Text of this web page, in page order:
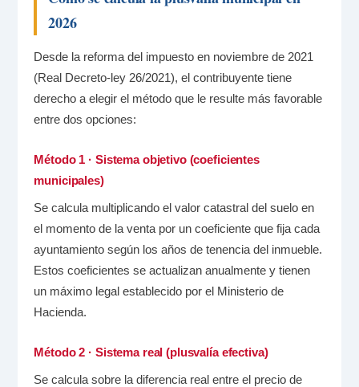
2026
Desde la reforma del impuesto en noviembre de 2021
(Real Decreto-ley 26/2021), el contribuyente tiene
derecho a elegir el método que le resulte más favorable
entre dos opciones:
Método 1 · Sistema objetivo (coeficientes
municipales)
Se calcula multiplicando el valor catastral del suelo en
el momento de la venta por un coeficiente que fija cada
ayuntamiento según los años de tenencia del inmueble.
Estos coeficientes se actualizan anualmente y tienen
un máximo legal establecido por el Ministerio de
Hacienda.
Método 2 · Sistema real (plusvalía efectiva)
Se calcula sobre la diferencia real entre el precio de